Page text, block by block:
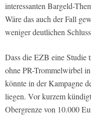
interessanten Bargeld-
Wäre das auch der Fall
weniger deutlichen
Dass die EZB eine Studie
ohne PR-Trommelwirbel
könnte in der Kampagne
liegen. Vor kurzem
Obergrenze von 10.000